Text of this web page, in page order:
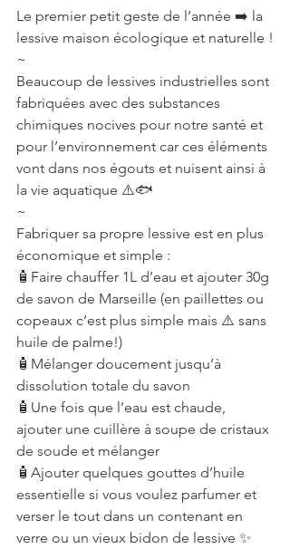
Le premier petit geste de l’année ➡️ la
lessive maison écologique et naturelle !
~
Beaucoup de lessives industrielles sont
fabriquées avec des substances
chimiques nocives pour notre santé et
pour l’environnement car ces éléments
vont dans nos égouts et nuisent ainsi à
la vie aquatique ⚠️🐟
~
Fabriquer sa propre lessive est en plus
économique et simple :
🧴Faire chauffer 1L d’eau et ajouter 30g
de savon de Marseille (en paillettes ou
copeaux c’est plus simple mais ⚠️ sans
huile de palme!)
🧴Mélanger doucement jusqu’à
dissolution totale du savon
🧴Une fois que l’eau est chaude,
ajouter une cuillère à soupe de cristaux
de soude et mélanger
🧴Ajouter quelques gouttes d’huile
essentielle si vous voulez parfumer et
verser le tout dans un contenant en
verre ou un vieux bidon de lessive ✨